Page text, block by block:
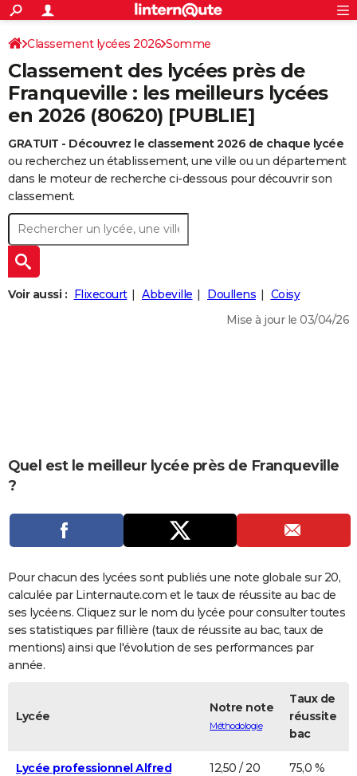
ACTUALITÉS
Politique
Société
Faits Divers
Education
Monde
Villes
+
SPORT
Coupe du monde 2026
Football
Tennis
Cyclisme
Rugby
Forum
Programme TV
TNT
Streaming
Cinéma
Sorties cinéma
Musique
+
FINANCE
Retraite
Impôts
Epargne
Immobilier
Risques naturels par ville
Banque
Assurance
Crédit
AUTO
Essais
Réserver un essai
Citadines
Berlines
SUV
Forum auto
+
HIGH-TECH
BRICOLAGE
Forum
Aménagement intérieur
Extérieur
Cuisine
Salle de bains
Jardinage
Rangement
+WEEK-END
Guides de France
Escapades
Patrimoine
Expositions
Musées
Week-end nature
+
LIFESTYLE
CARTE DE VOEUX
Dictionnaire
Biographies
Expressions
Proverbes
PROGRAMME TV
COPAINS D'AVANT
S'inscrire
Se connecter
Lycées
Collèges
Primaires
Universités
Entreprises
Service militaire
Avis de recherche
AVIS DE DÉCÈS
FORUM
Bricolage
Lifestyle
Culture
Sport
Auto
Television
Voyage
Cinema
S'inscrire
Connexion
Classement lycées 2026 Somme
Classement des lycées près de
Franqueville : les meilleurs lycées
en 2026 (80620) [PUBLIE]
GRATUIT - Découvrez le classement 2026 de chaque lycée
ou recherchez un établissement, une ville ou un département
dans le moteur de recherche ci-dessous pour découvrir son
classement.
Voir aussi : Flixecourt Abbeville Doullens
Coisy
Mise à jour le 03/04/26
Quel est le meilleur lycée près de Franqueville
?
Pour chacun des lycées sont publiés une note globale sur 20,
calculée par Linternaute.com et le taux de réussite au bac de
ses lycéens. Cliquez sur le nom du lycée pour consulter toutes
ses statistiques par fillière (taux de réussite au bac, taux de
mentions) ainsi que l'évolution de ses performances par
année.
Lycée
Notre note
Méthodologie
Taux de
réussite
bac
Lycée professionnel Alfred
12,50 / 20 75,0 %